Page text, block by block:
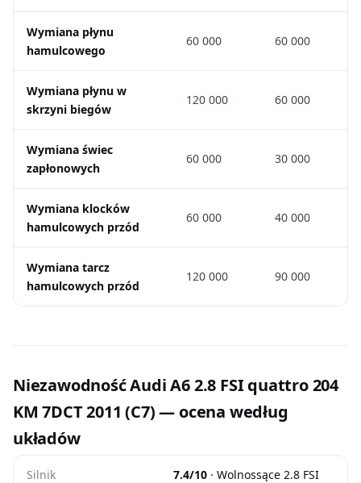
Wymiana płynu
hamulcowego
60 000 60 000
Wymiana płynu w
skrzyni biegów
120 000 60 000
Wymiana świec
zapłonowych
60 000 30 000
Wymiana klocków
hamulcowych przód
60 000 40 000
Wymiana tarcz
hamulcowych przód
120 000 90 000
Niezawodność Audi A6 2.8 FSI quattro 204
KM 7DCT 2011 (C7) — ocena według
układów
Silnik 7.4/10 · Wolnossące 2.8 FSI